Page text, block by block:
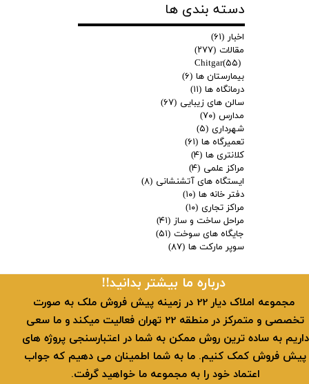
دسته بندی ها
اخبار (۶۱)
مقالات (۲۷۷)
Chitgar(۵۵)
بیمارستان ها (۶)
درمانگاه ها (۱۱)
سالن های زیبایی (۶۷)
مدارس (۷۰)
شهرداری (۵)
تعمیرگاه ها (۶۱)
کلانتری ها (۴)
مراکز علمی (۴)
ایستگاه های آتشنشانی (۸)
دفتر خانه ها (۱۰)
مراکز تجاری (۱۰)
مراحل ساخت و ساز (۴۱)
جایگاه های سوخت (۵۱)
سوپر مارکت ها (۸۷)
​​درباره ما بیشتر بدانید!!
​ مجموعه املاک دیار 22 در زمینه پیش فروش ملک به صورت
تخصصی و متمرکز در منطقه 22 تهران فعالیت میکند و ما سعی
داریم به ساده ترین روش ممکن به شما در اعتبارسنجی پروژه های
پیش فروش کمک کنیم. ما به شما اطمینان می دهیم که جواب
اعتماد خود را به مجموعه ما خواهید گرفت.